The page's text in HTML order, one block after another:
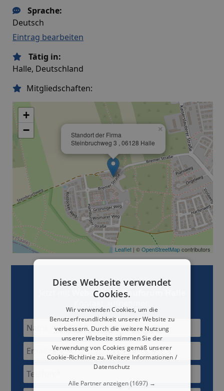
Sprache:
Deutsch
Eintrag bearbeiten
Tätig in:
Halle, Deutschland
Mitgliedschaften:
Standort der Firma
Steinbruchweg 3 , 06128 Halle
×
+
−
Leaflet | ©OpenStreetMapcontributors
WeberHaus, Bauforum Halle
Diese Webseite verwendet
Cookies.
Wir verwenden Cookies, um die
Benutzerfreundlichkeit unserer Website zu
verbessern. Durch die weitere Nutzung
unserer Webseite stimmen Sie der
Verwendung von Cookies gemäß unserer
Cookie-Richtlinie zu.Weitere Informationen /
Datenschutz
Alle Partner anzeigen(1697) →